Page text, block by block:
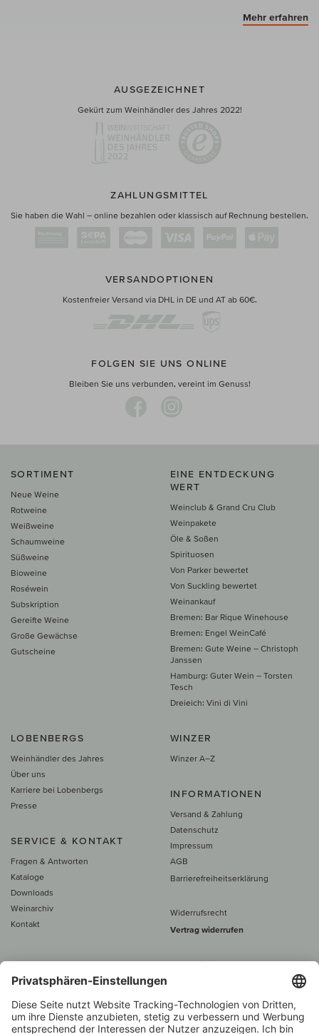
Mehr erfahren
AUSGEZEICHNET
Gekürt zum Weinhändler des Jahres 2022!
ZAHLUNGSMITTEL
Sie haben die Wahl – online bezahlen oder klassisch auf Rechnung bestellen.
VERSANDOPTIONEN
Kostenfreier Versand via DHL in DE und AT ab 60€.
FOLGEN SIE UNS ONLINE
Bleiben Sie uns verbunden, vereint im Genuss!
SORTIMENT
Neue Weine
Rotweine
Weißweine
Schaumweine
Süßweine
Bioweine
Roséwein
Subskription
Gereifte Weine
Große Gewächse
Gutscheine
EINE ENTDECKUNG
WERT
Weinclub & Grand Cru Club
Weinpakete
Öle & Soßen
Spirituosen
Von Parker bewertet
Von Suckling bewertet
Weinankauf
Bremen: Bar Rique Winehouse
Bremen: Engel WeinCafé
Bremen: Gute Weine – Christoph
Janssen
Hamburg: Guter Wein – Torsten
Tesch
Dreieich: Vini di Vini
LOBENBERGS
Weinhändler des Jahres
Über uns
Karriere bei Lobenbergs
Presse
SERVICE & KONTAKT
Fragen & Antworten
Kataloge
Downloads
Weinarchiv
Kontakt
WINZER
Winzer A–Z
INFORMATIONEN
Versand & Zahlung
Datenschutz
Impressum
AGB
Barrierefreiheitserklärung
Widerrufsrecht
Vertrag widerrufen
Alle Preise inkl. MwSt., zzgl. 5 €
60 € versand­kosten­